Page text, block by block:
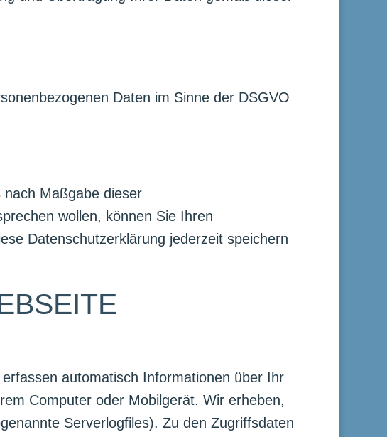
Daten im Sinne der DSGVO
Maßgabe dieser
wollen, können Sie Ihren
Datenschutzerklärung jederzeit speichern
automatisch Informationen über Ihr
Computer oder Mobilgerät. Wir erheben,
Serverlogfiles). Zu den Zugriffsdaten